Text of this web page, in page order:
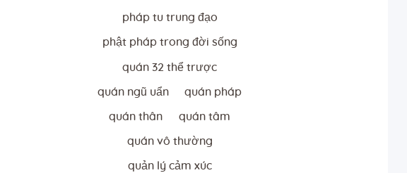
pháp tu trung đạo
phật pháp trong đời sống
quán 32 thể trược
quán ngũ uẩn quán pháp
quán thân quán tâm
quán vô thường
quản lý cảm xúc